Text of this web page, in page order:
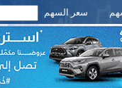
سعر السهم